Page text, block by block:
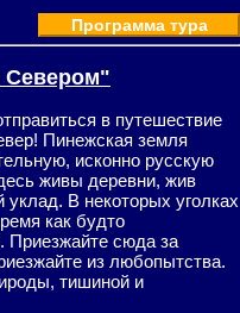
Программа тура
Севером"
в путешествие
Пинежская земля
исконно русскую
живы деревни, жив
уклад. В некоторых уголках
как будто
Приезжайте сюда за
из любопытства.
тишиной и